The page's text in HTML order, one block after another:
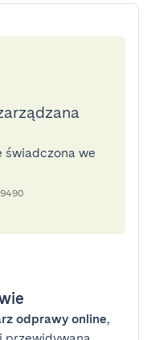
świadczona we
odprawy online,